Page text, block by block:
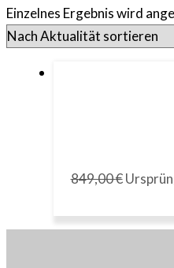
Einzelnes Ergebnis wird
849,00€